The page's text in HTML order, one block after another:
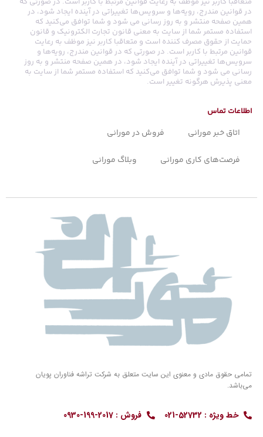
در قوانین مندرج، رویه‏‌ها و سرویس‏‌ها تغییراتی در آینده ایجاد شود، در
همین صفحه منتشر و به روز رسانی می شود و شما توافق می‏‌کنید که
استفاده مستمر شما از سایت به معنی قانون تجارت الکترونیک و قانون
حمایت از حقوق مصرف کننده است و متعاقبا کاربر نیز موظف به رعایت
قوانین مرتبط با کاربر است. در صورتی که در قوانین مندرج، رویه‏‌ها و
سرویس‏‌ها تغییراتی در آینده ایجاد شود، در همین صفحه منتشر و به روز
رسانی می شود و شما توافق می‏‌کنید که استفاده مستمر شما از سایت به
معنی پذیرش هرگونه تغییر است.
اطلاعات تماس
اتاق خبر مورانی فروش در مورانی
فرصت‌های کاری مورانی وبلاگ مورانی
تمامی حقوق مادی و معنوی این سایت متعلق به شرکت تراشه فناوران پویان
می‌باشد.
خط ویژه : 52732-021 فروش : 2017-199-0930